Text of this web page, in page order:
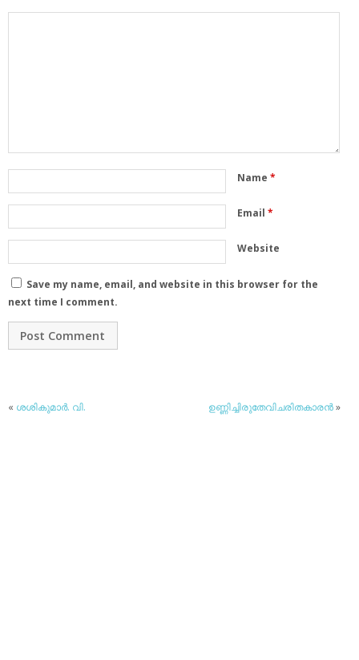
Name *
Email *
Website
Save my name, email, and website in this browser for the
next time I comment.
« ശശികുമാര്‍. വി. ഉണ്ണിച്ചിരുതേവിചരിതകാരന്‍»